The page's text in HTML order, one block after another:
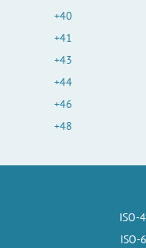
+40
+41
+43
+44
+46
+48
ISO-
ISO-